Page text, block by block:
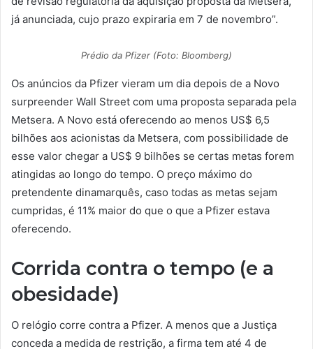
já anunciada, cujo prazo expiraria em 7 de novembro”.
Prédio da Pfizer (Foto: Bloomberg)
Os anúncios da Pfizer vieram um dia depois de a Novo
surpreender Wall Street com uma proposta separada pela
Metsera. A Novo está oferecendo ao menos US$ 6,5
bilhões aos acionistas da Metsera, com possibilidade de
esse valor chegar a US$ 9 bilhões se certas metas forem
atingidas ao longo do tempo. O preço máximo do
pretendente dinamarquês, caso todas as metas sejam
cumpridas, é 11% maior do que o que a Pfizer estava
oferecendo.
Corrida contra o tempo (e a
obesidade)
O relógio corre contra a Pfizer. A menos que a Justiça
conceda a medida de restrição, a firma tem até 4 de